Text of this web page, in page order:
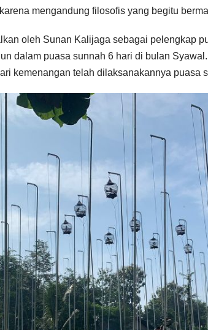
mengandung filosofis yang begitu
oleh Sunan Kalijaga sebagai pelengkap
dalam puasa sunnah 6 hari di bulan
kemenangan telah dilaksanakannya puasa